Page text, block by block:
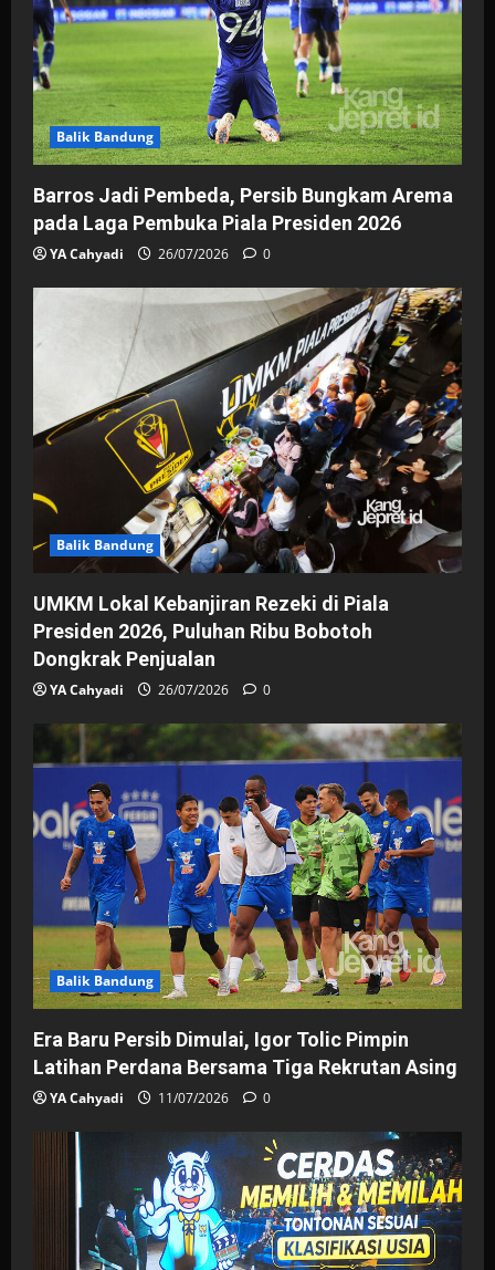
Balik Bandung
Barros Jadi Pembeda, Persib Bungkam Arema
pada Laga Pembuka Piala Presiden 2026
YA Cahyadi 26/07/2026 0
Balik Bandung
UMKM Lokal Kebanjiran Rezeki di Piala
Presiden 2026, Puluhan Ribu Bobotoh
Dongkrak Penjualan
YA Cahyadi 26/07/2026 0
Balik Bandung
Era Baru Persib Dimulai, Igor Tolic Pimpin
Latihan Perdana Bersama Tiga Rekrutan Asing
YA Cahyadi 11/07/2026 0